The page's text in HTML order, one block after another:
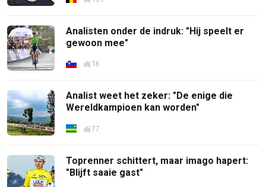
Analisten onder de indruk: "Hij speelt er
gewoon mee"
16
Analist weet het zeker: "De enige die
Wereldkampioen kan worden"
77
Toprenner schittert, maar imago hapert:
"Blijft saaie gast"